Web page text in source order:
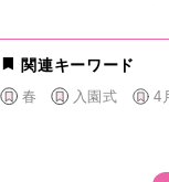
関連キーワード
春 入園式 4